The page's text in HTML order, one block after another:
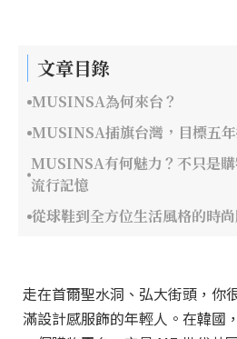
文章目錄
MUSINSA為何來台？
MUSINSA插旗台灣，目標五
MUSINSA有何魅力？不只是
流行記憶
從球鞋到全方位生活風格的時
走在首爾聖水洞、弘大街頭，你
滿設計感服飾的年輕人。在韓國